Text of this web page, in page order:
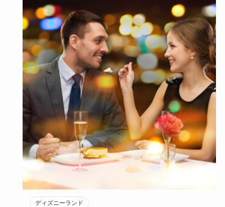
ディズニーランド